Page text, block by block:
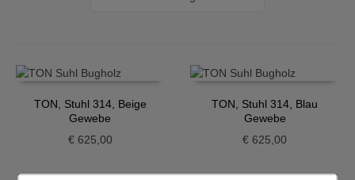
TON, Stuhl 314, Beige
Gewebe
€625,00
TON, Stuhl 314, Blau
Gewebe
€ 625,00